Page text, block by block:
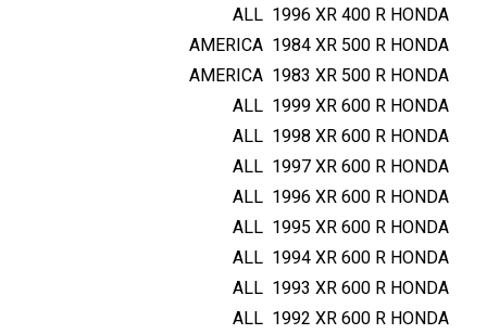
HONDA
XR 400 R
1996
ALL
HONDA
XR 500 R
1984
AMERICA
HONDA
XR 500 R
1983
AMERICA
HONDA
XR 600 R
1999
ALL
HONDA
XR 600 R
1998
ALL
HONDA
XR 600 R
1997
ALL
HONDA
XR 600 R
1996
ALL
HONDA
XR 600 R
1995
ALL
HONDA
XR 600 R
1994
ALL
HONDA
XR 600 R
1993
ALL
HONDA
XR 600 R
1992
ALL